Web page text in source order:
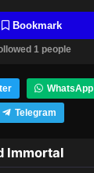
Bookmark
1 people
WhatsApp
Telegram
Immortal